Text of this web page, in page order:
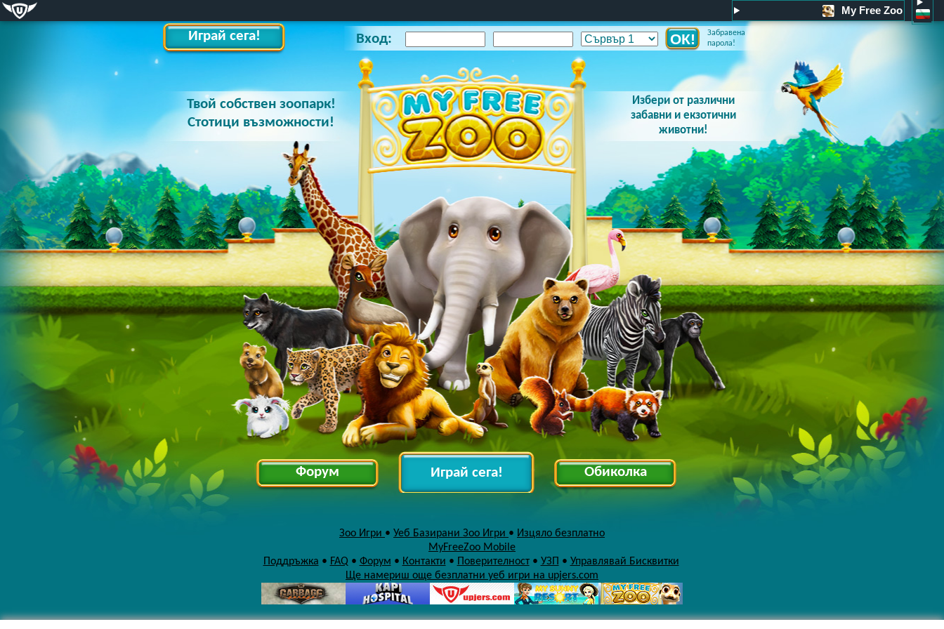
My Free Zoo
Твой собствен зоопарк!
Стотици възможности!
Избери от различни
забавни и екзотични
животни!
Играй сега! Вход:
Забравена
парола!
Играй сега!
Форум Обиколка
Зоо Игри • Уеб Базирани Зоо Игри • Изцяло безплатно
MyFreeZoo Mobile
Поддръжка • FAQ • Форум • Контакти • Поверителност• УЗП • Управлявай Бисквитки
Ще намериш още безплатни уеб игри на upjers.com